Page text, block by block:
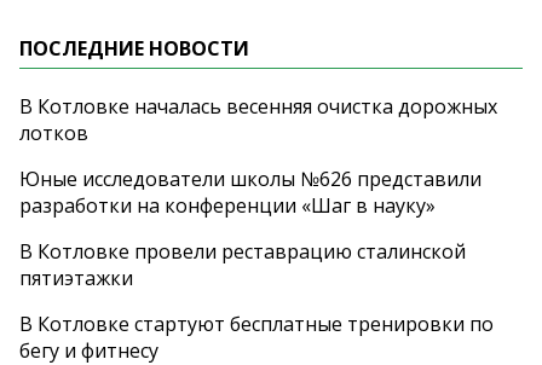
ПОСЛЕДНИЕ НОВОСТИ
В Котловке началась весенняя очистка дорожных
лотков
Юные исследователи школы №626 представили
разработки на конференции «Шаг в науку»
В Котловке провели реставрацию сталинской
пятиэтажки
В Котловке стартуют бесплатные тренировки по
бегу и фитнесу